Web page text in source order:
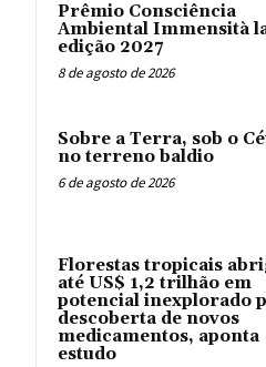
Prêmio Consciência
Ambiental Immensità
edição 2027
8 de agosto de 2026
Sobre a Terra, sob o
no terreno baldio
6 de agosto de 2026
Florestas tropicais
até US$ 1,2 trilhão em
potencial inexplorado
descoberta de novos
medicamentos, aponta
estudo